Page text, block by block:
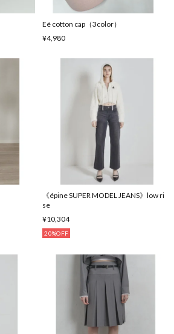
Eé cotton cap（3color）
¥4,980
《épine SUPER MODEL JEANS》low ri
se
¥10,304
20%OFF